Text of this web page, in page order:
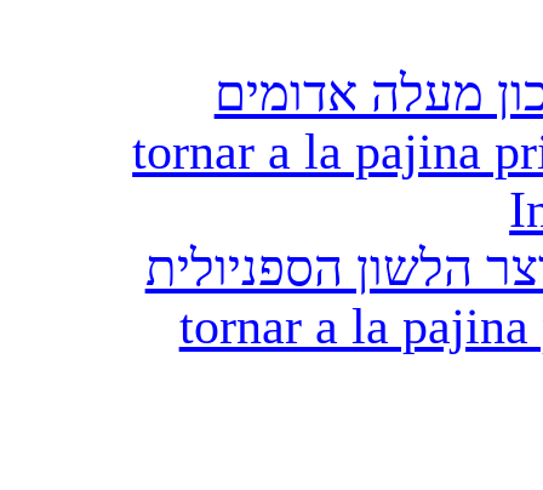
מעלה אדומים
tornar a la pajina
הלשון הספניולית
tornar a la